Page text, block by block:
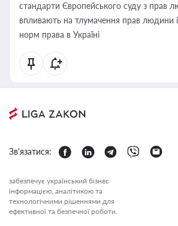
стандарти Європейського суду з прав
впливають на тлумачення прав людини і
норм права в Україні
Зв'язатися:
забезпечує український бізнес
інформацією, аналітикою та
технологічними рішеннями для
ефективної та безпечної роботи.